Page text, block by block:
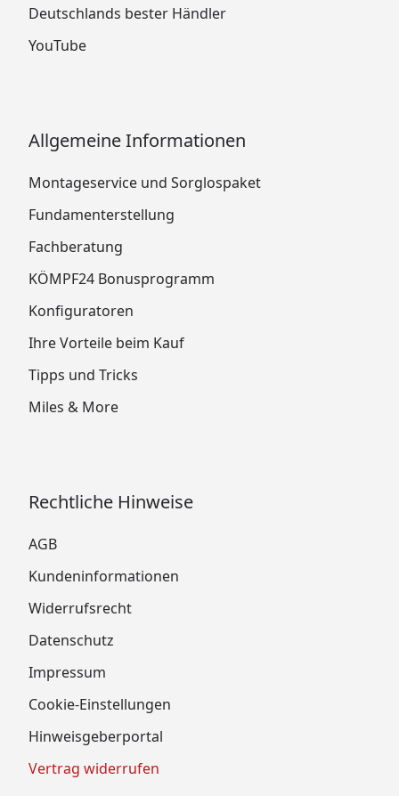
Deutschlands bester Händler
YouTube
Allgemeine Informationen
Montageservice und Sorglospaket
Fundamenterstellung
Fachberatung
KÖMPF24 Bonusprogramm
Konfiguratoren
Ihre Vorteile beim Kauf
Tipps und Tricks
Miles & More
Rechtliche Hinweise
AGB
Kundeninformationen
Widerrufsrecht
Datenschutz
Impressum
Cookie-Einstellungen
Hinweisgeberportal
Vertrag widerrufen